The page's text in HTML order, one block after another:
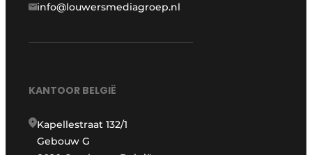
info@louwersmediagroep.nl
KANTOOR BELGIË
Kapellestraat 132/1
Gebouw G